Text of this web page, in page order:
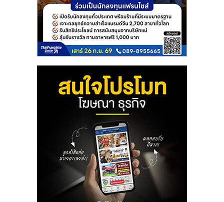
ไชส์
ขาย
หน้า